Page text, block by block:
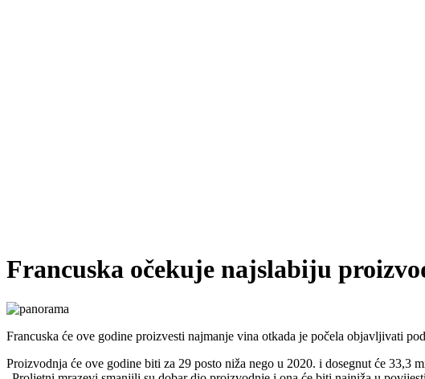
Francuska očekuje najslabiju
Francuska će ove godine proizvesti najmanje vina otkada je počela objavljivati
Proizvodnja će ove godine biti za 29 posto niža nego u 2020. i dosegnut će